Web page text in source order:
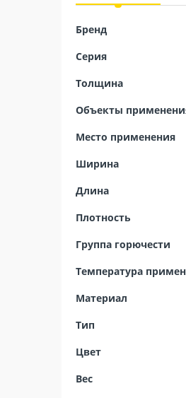
Бренд
Серия
Толщина
Объекты
Место применения
Ширина
Длина
Плотность
Группа горючести
Температура
Материал
Тип
Цвет
Вес